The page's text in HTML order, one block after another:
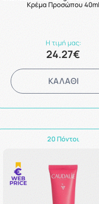
Κρέμα Προσώπου 40ml
Η τιμή μας:
24.27€
ΚΑΛΑΘΙ
20 Πόντοι